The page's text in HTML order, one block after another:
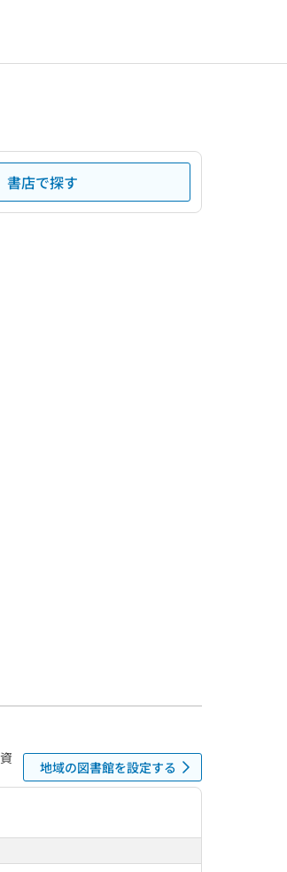
書店で探す
地域の図書館を設定する